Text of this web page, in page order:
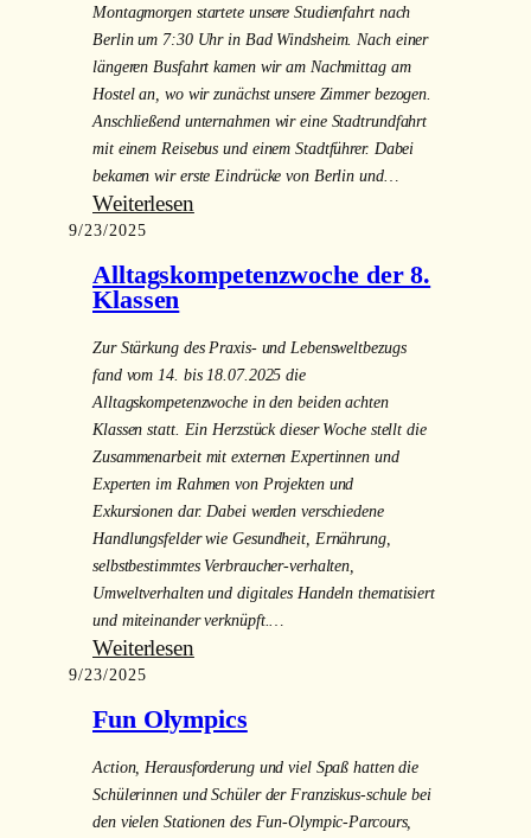
Montagmorgen startete unsere Studienfahrt nach
Berlin um 7:30 Uhr in Bad Windsheim. Nach einer
längeren Busfahrt kamen wir am Nachmittag am
Hostel an, wo wir zunächst unsere Zimmer bezogen.
Anschließend unternahmen wir eine Stadtrundfahrt
mit einem Reisebus und einem Stadtführer. Dabei
bekamen wir erste Eindrücke von Berlin und…
Weiterlesen:
10.
9/23/2025
Alltagskompetenzwoche der 8.
Klassen
Zur Stärkung des Praxis- und Lebensweltbezugs
fand vom 14. bis 18.07.2025 die
Alltagskompetenzwoche in den beiden achten
Klassen statt. Ein Herzstück dieser Woche stellt die
Zusammenarbeit mit externen Expertinnen und
Experten im Rahmen von Projekten und
Exkursionen dar. Dabei werden verschiedene
Handlungsfelder wie Gesundheit, Ernährung,
selbstbestimmtes Verbraucher-verhalten,
Umweltverhalten und digitales Handeln thematisiert
und miteinander verknüpft.…
Weiterlesen:
der
8.
Klassen
9/23/2025
Fun Olympics
Action, Herausforderung und viel Spaß hatten die
Schülerinnen und Schüler der Franziskus-schule bei
den vielen Stationen des Fun-Olympic-Parcours,